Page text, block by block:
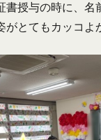
書授与の時に、名
がとてもカッコよ